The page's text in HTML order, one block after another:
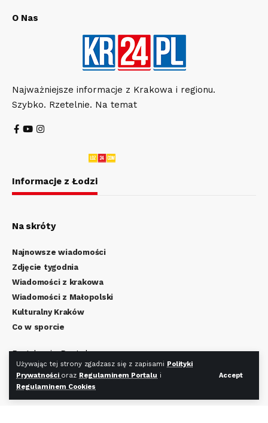
Używając tej strony zgadzasz się z zapisami Polityki
Prywatności oraz Regulaminem Portalu i
Regulaminem Cookies
Accept
O Nas
Najważniejsze informacje z Krakowa i regionu.
Szybko. Rzetelnie. Na temat
Informacje z Łodzi
Na skróty
Najnowsze wiadomości
Zdjęcie tygodnia
Wiadomości z krakowa
Wiadomości z Małopolski
Kulturalny Kraków
Co w sporcie
Regulamin Portalu
Polityka Prywatności
Regulamin Cookies